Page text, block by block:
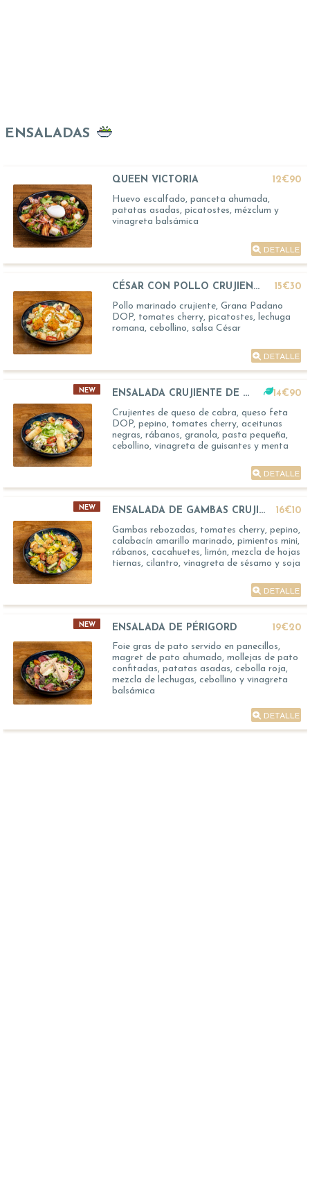
ENSALADAS
QUEEN VICTORIA
12€90
Huevo escalfado, panceta ahumada,
patatas asadas, picatostes, mézclum y
vinagreta balsámica
DETALLE
CÉSAR CON POLLO CRUJIENTE
15€30
Pollo marinado crujiente, Grana Padano
DOP, tomates cherry, picatostes, lechuga
romana, cebollino, salsa César
DETALLE
NEW ENSALADA CRUJIENTE DE QUESO DE CABRA
14€90
Crujientes de queso de cabra, queso feta
DOP, pepino, tomates cherry, aceitunas
negras, rábanos, granola, pasta pequeña,
cebollino, vinagreta de guisantes y menta
DETALLE
NEW ENSALADA DE GAMBAS CRUJIENTES
16€10
Gambas rebozadas, tomates cherry, pepino,
calabacín amarillo marinado, pimientos mini,
rábanos, cacahuetes, limón, mezcla de hojas
tiernas, cilantro, vinagreta de sésamo y soja
DETALLE
NEW ENSALADA DE PÉRIGORD
19€20
Foie gras de pato servido en panecillos,
magret de pato ahumado, mollejas de pato
confitadas, patatas asadas, cebolla roja,
mezcla de lechugas, cebollino y vinagreta
balsámica
DETALLE